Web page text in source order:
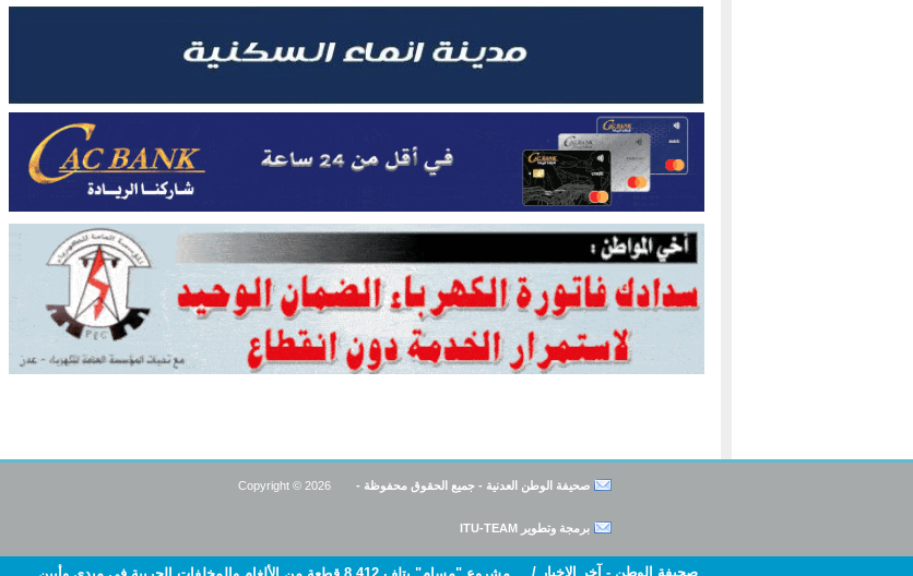
صحيفة الوطن - آخر الاخبار /
صحيفة الوطن العدنية - جميع الحقوق محفوظة - Copyright © 2026
برمجة وتطوير ITU-TEAM